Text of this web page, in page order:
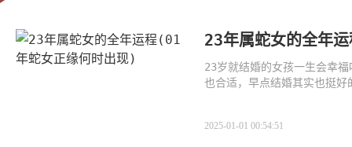
23年属蛇女的全年
23岁就结婚的女孩一生会幸
也合适，早点结婚其实也挺
2025-01-01 00:54:51